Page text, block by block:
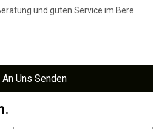
und guten Service im Bere
An Uns Senden